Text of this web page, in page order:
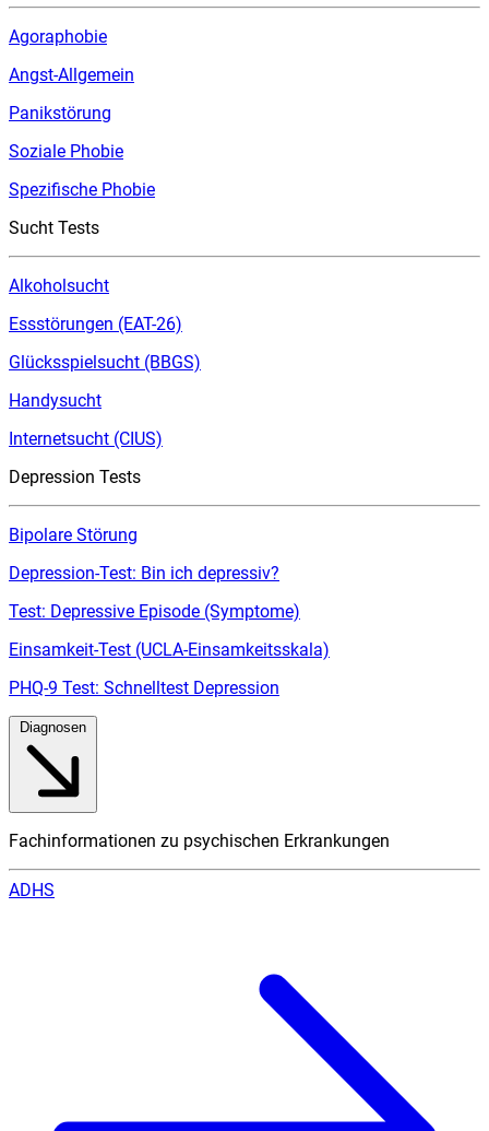
Agoraphobie
Angst-Allgemein
Panikstörung
Soziale Phobie
Spezifische Phobie
Sucht Tests
Alkoholsucht
Essstörungen (EAT-26)
Glücksspielsucht (BBGS)
Handysucht
Internetsucht (CIUS)
Depression Tests
Bipolare Störung
Depression-Test: Bin ich depressiv?
Test: Depressive Episode (Symptome)
Einsamkeit-Test (UCLA-Einsamkeitsskala)
PHQ-9 Test: Schnelltest Depression
Fachinformationen zu psychischen Erkrankungen
ADHS